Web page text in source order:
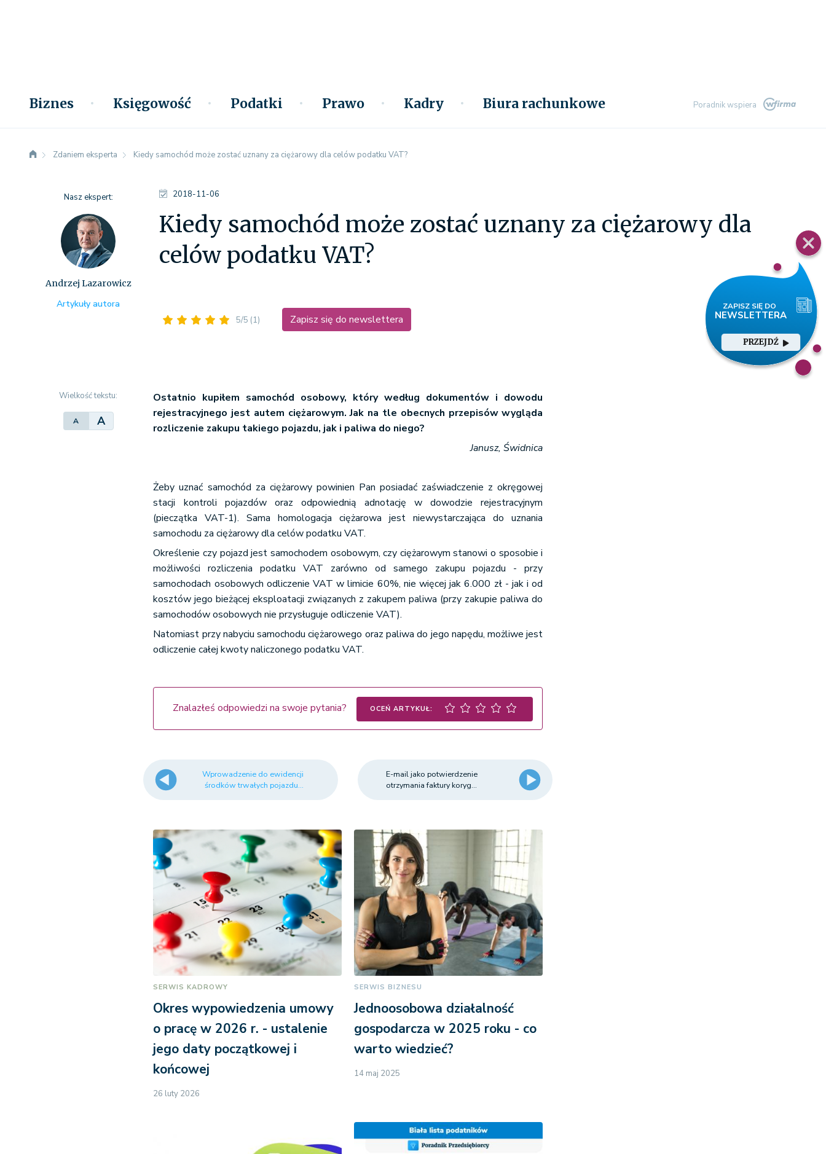
Biznes Księgowość Podatki Prawo Kadry Biura rachunkowe Poradnik wspiera
PRZEJDŹ
Zdaniem eksperta Kiedy samochód może zostać uznany za ciężarowy dla celów podatku VAT?
2018-11-06
Kiedy samochód może zostać uznany za ciężarowy dla
celów podatku VAT?
5/5 (1) Zapisz się do newslettera
Nasz ekspert:
Andrzej Lazarowicz
Artykuły autora
Wielkość tekstu:
A A
Ostatnio kupiłem samochód osobowy, który według dokumentów i dowodu
rejestracyjnego jest autem ciężarowym. Jak na tle obecnych przepisów wygląda
rozliczenie zakupu takiego pojazdu, jak i paliwa do niego?
Janusz, Świdnica
Żeby uznać samochód za ciężarowy powinien Pan posiadać zaświadczenie z okręgowej
stacji kontroli pojazdów oraz odpowiednią adnotację w dowodzie rejestracyjnym
(pieczątka VAT-1). Sama homologacja ciężarowa jest niewystarczająca do uznania
samochodu za ciężarowy dla celów podatku VAT.
Określenie czy pojazd jest samochodem osobowym, czy ciężarowym stanowi o sposobie i
możliwości rozliczenia podatku VAT zarówno od samego zakupu pojazdu - przy
samochodach osobowych odliczenie VAT w limicie 60%, nie więcej jak 6.000 zł - jak i od
kosztów jego bieżącej eksploatacji związanych z zakupem paliwa (przy zakupie paliwa do
samochodów osobowych nie przysługuje odliczenie VAT).
Natomiast przy nabyciu samochodu ciężarowego oraz paliwa do jego napędu, możliwe jest
odliczenie całej kwoty naliczonego podatku VAT.
Znalazłeś odpowiedzi na swoje pytania? OCEŃ ARTYKUŁ:
Wprowadzenie do ewidencji
środków trwałych pojazdu...
E-mail jako potwierdzenie
otrzymania faktury koryg...
SERWIS KADROWY
Okres wypowiedzenia umowy
o pracę w 2026 r. - ustalenie
jego daty początkowej i
końcowej
26 luty 2026
SERWIS BIZNESU
Jednoosobowa działalność
gospodarcza w 2025 roku - co
warto wiedzieć?
14 maj 2025